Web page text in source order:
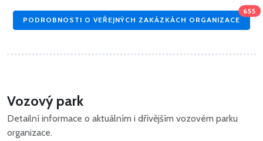
PODROBNOSTI O VEŘEJNÝCH ZAKÁZKÁCH ORGANIZACE
655
Vozový park
Detailní informace o aktuálním i dřívějším vozovém parku
organizace.